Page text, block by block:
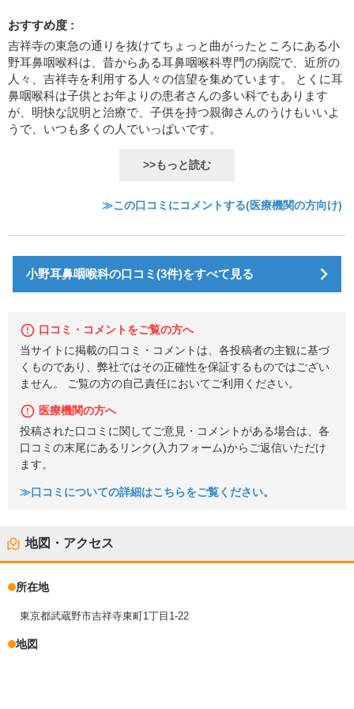
おすすめ度 :
吉祥寺の東急の通りを抜けてちょっと曲がったところにある小
野耳鼻咽喉科は、昔からある耳鼻咽喉科専門の病院で、近所の
人々、吉祥寺を利用する人々の信望を集めています。 とくに耳
鼻咽喉科は子供とお年よりの患者さんの多い科でもあります
が、明快な説明と治療で、子供を持つ親御さんのうけもいいよ
うで、いつも多くの人でいっぱいです。
>>もっと読む
≫この口コミにコメントする(医療機関の方向け)
小野耳鼻咽喉科の口コミ(3件)をすべて見る
口コミ・コメントをご覧の方へ
当サイトに掲載の口コミ・コメントは、各投稿者の主観に基づ
くものであり、弊社ではその正確性を保証するものではござい
ません。 ご覧の方の自己責任においてご利用ください。
医療機関の方へ
投稿された口コミに関してご意見・コメントがある場合は、各
口コミの末尾にあるリンク(入力フォーム)からご返信いただけ
ます。
≫口コミについての詳細はこちらをご覧ください。
地図・アクセス
所在地
東京都武蔵野市吉祥寺東町1丁目1-22
地図